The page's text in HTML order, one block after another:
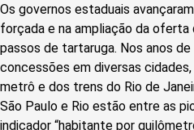
Os governos estaduais
forçada e na ampliação da
passos de tartaruga. Nos anos
concessões em diversas
metrô e dos trens do Rio de
São Paulo e Rio estão entre as
indicador “habitante por